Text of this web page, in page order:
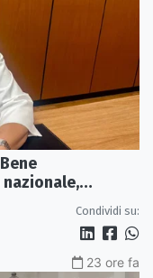
Condividi su:
23 ore fa